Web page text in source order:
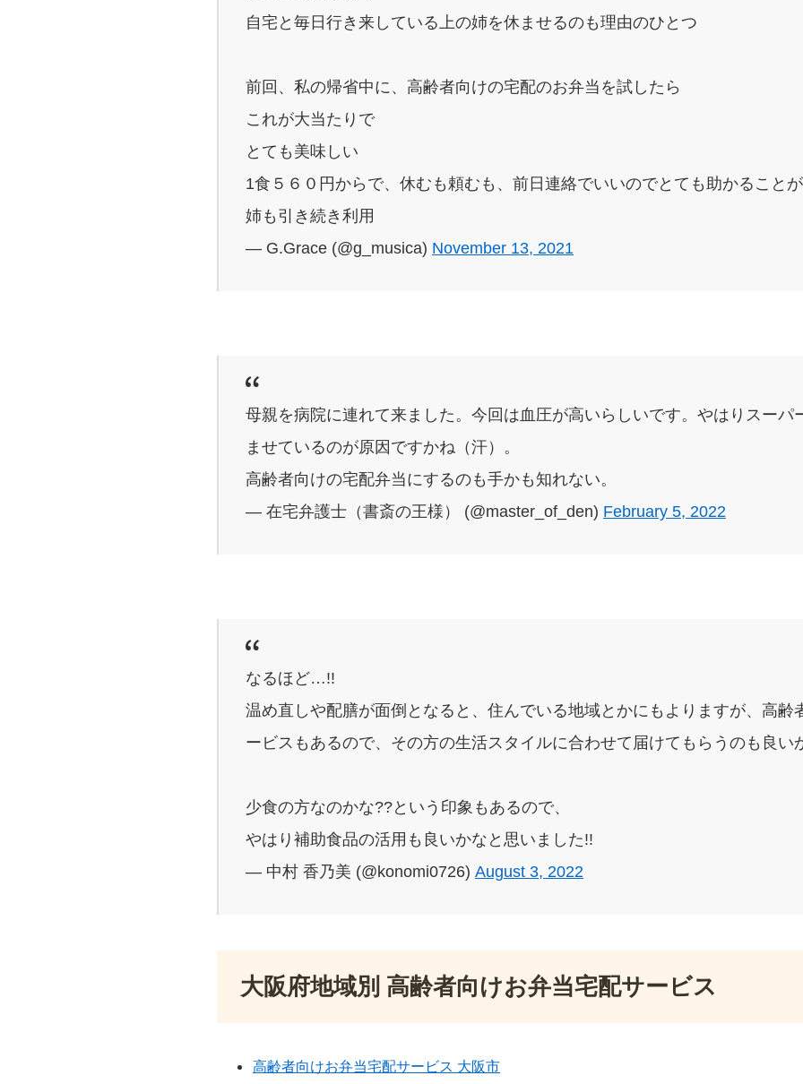
自宅と毎日行き来している上の姉を休ませるのも理由のひとつ
前回、私の帰省中に、高齢者向けの宅配のお弁当を試したら
これが大当たりで
とても美味しい
1食５６０円からで、休むも頼むも、前日連絡でいいのでとても助かること
姉も引き続き利用
— G.Grace (@g_musica) November 13, 2021
母親を病院に連れて来ました。今回は血圧が高いらしいです。やはりスーパ
ませているのが原因ですかね（汗）。
高齢者向けの宅配弁当にするのも手かも知れない。
— 在宅弁護士（書斎の王様） (@master_of_den) February 5, 2022
なるほど…!!
温め直しや配膳が面倒となると、住んでいる地域とかにもよりますが、高齢
ービスもあるので、その方の生活スタイルに合わせて届けてもらうのも良い
少食の方なのかな??という印象もあるので、
やはり補助食品の活用も良いかなと思いました!!
— 中村 香乃美 (@konomi0726) August 3, 2022
大阪府地域別 高齢者向けお弁当宅配サービス
高齢者向けお弁当宅配サービス 大阪市